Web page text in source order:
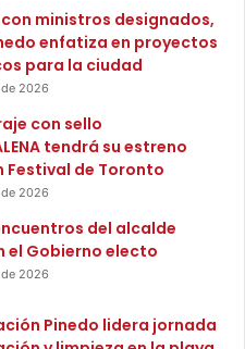
con ministros designados,
enfatiza en proyectos
para la ciudad
2026
con sello
tendrá su estreno
Festival de Toronto
2026
del alcalde
el Gobierno electo
2026
Pinedo lidera jornada